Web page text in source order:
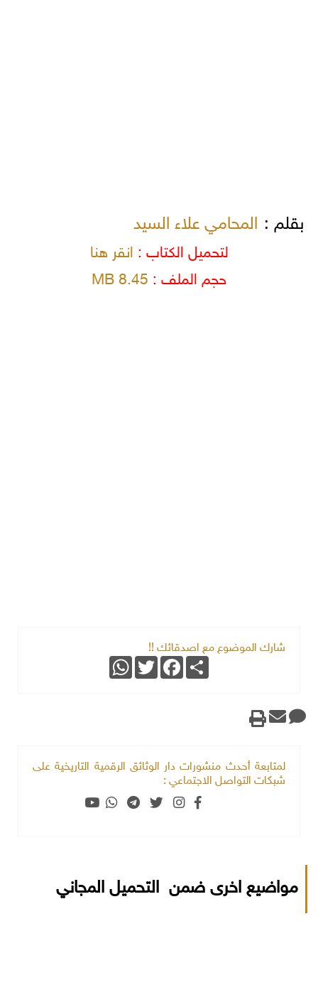
بقلم : المحامي علاء السيد
لتحميل الكتاب :انقر هنا
حجم الملف : 8.45 MB
شارك الموضوع مع اصدقائك !!
Share
Facebook
Twitter
WhatsApp
لمتابعة أحدث منشورات دار الوثائق الرقمية التاريخية على
شبكات التواصل الاجتماعي :
مواضيع اخرى ضمن التحميل المجاني